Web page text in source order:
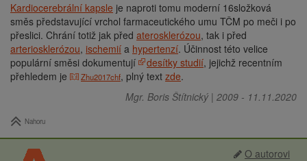
Kardiocerebrální kapsle je naproti tomu moderní 16složková
směs představující vrchol farmaceutického umu TČM po meči i po
přeslici. Chrání totiž jak před aterosklerózou, tak i před
arteriosklerózou, ischemií a hypertenzí. Účinnost této velice
populární směsi dokumentují
desítky studií, jejichž recentním
přehledem je
Zhu2017chf, plný text zde.
Mgr. Boris Štítnický | 2009 - 11.11.2020
Nahoru
O autorovi